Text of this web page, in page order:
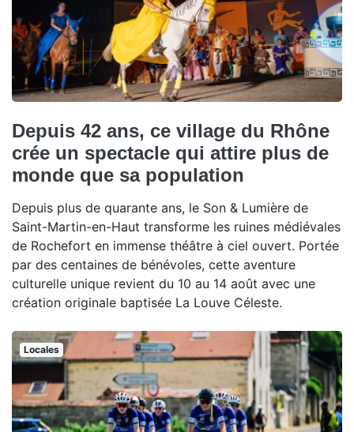
Depuis 42 ans, ce village du Rhône
crée un spectacle qui attire plus de
monde que sa population
Depuis plus de quarante ans, le Son & Lumière de
Saint-Martin-en-Haut transforme les ruines médiévales
de Rochefort en immense théâtre à ciel ouvert. Portée
par des centaines de bénévoles, cette aventure
culturelle unique revient du 10 au 14 août avec une
création originale baptisée La Louve Céleste.
Locales